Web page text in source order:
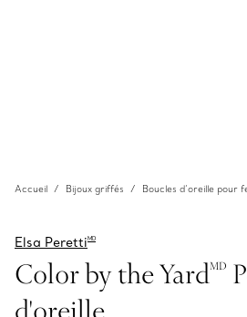
Accueil Bijoux griffés Boucles d’oreille pour
Elsa PerettiMD
Color by the YardMD
d'oreille